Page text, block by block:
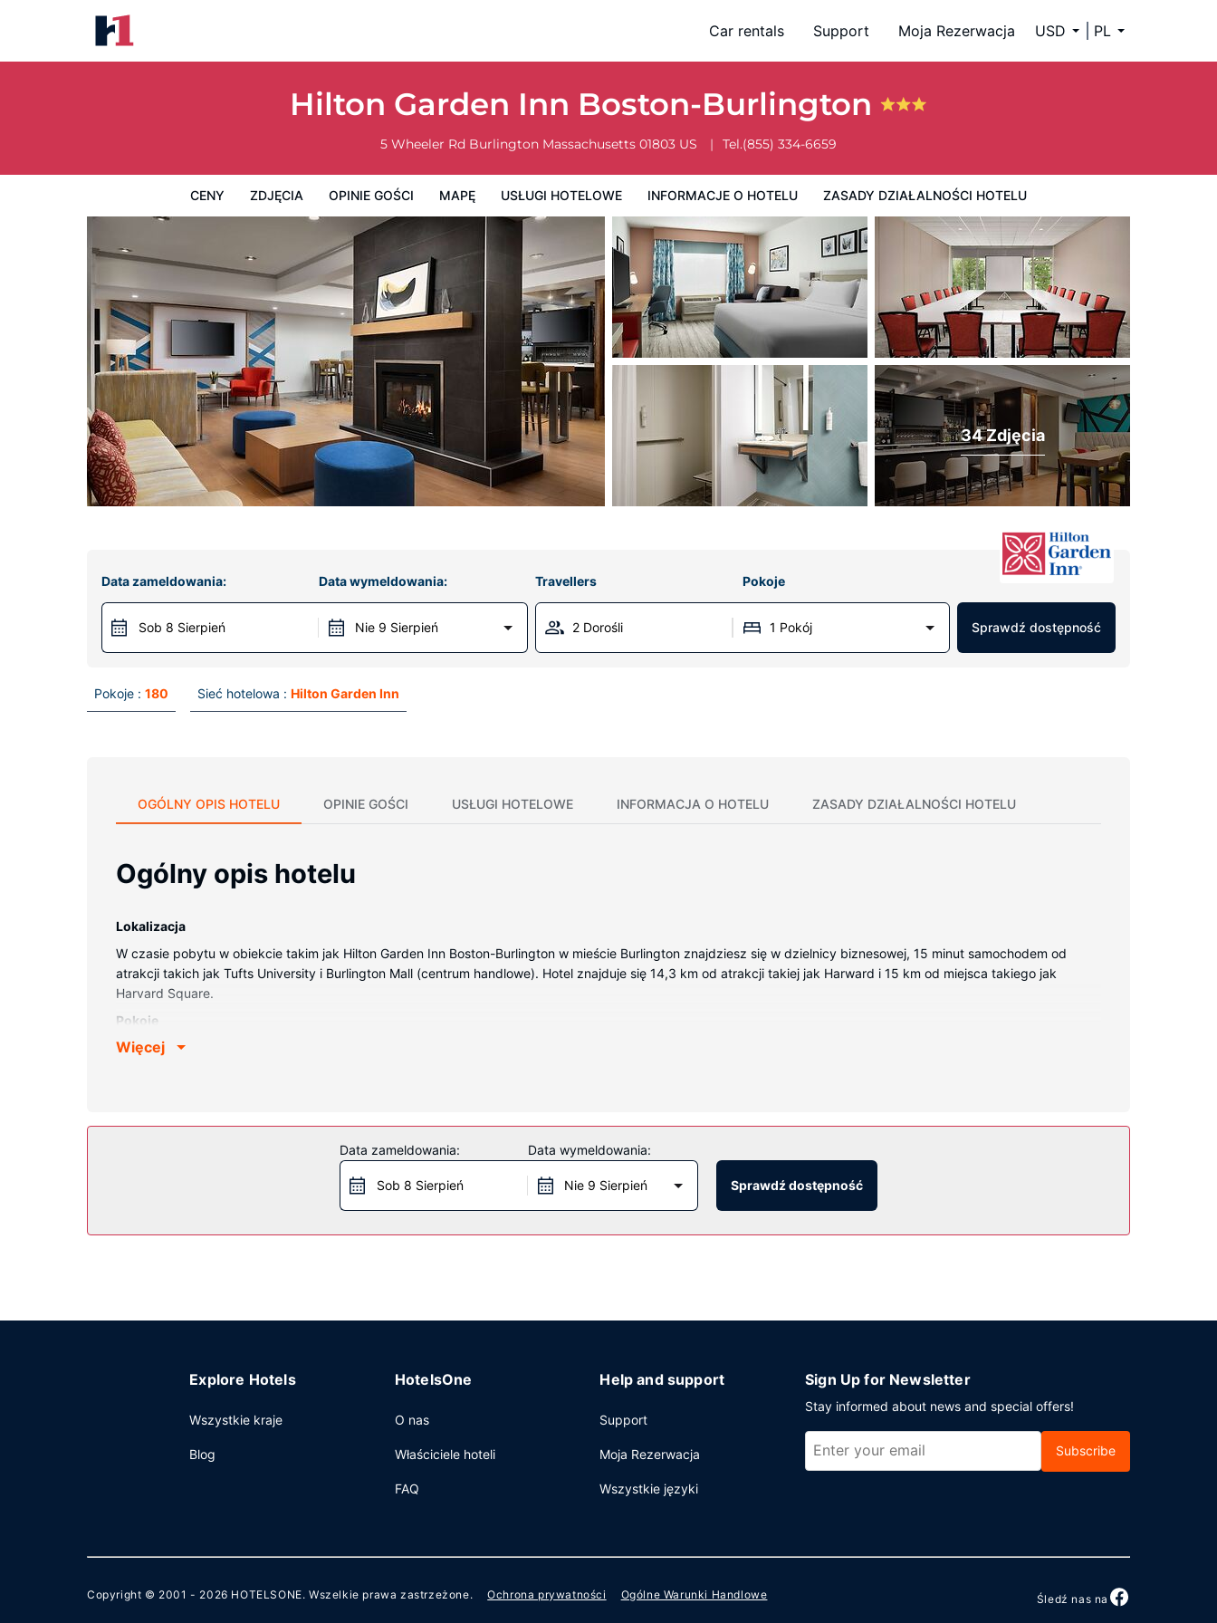
Car rentals Support Moja Rezerwacja USD PL
Hilton Garden Inn Boston-Burlington
5 Wheeler Rd Burlington Massachusetts 01803 US Tel.(855) 334-6659
CENY ZDJĘCIA OPINIE GOŚCI MAPĘ USŁUGI HOTELOWE INFORMACJE O HOTELU ZASADY DZIAŁALNOŚCI HOTELU
Hilton Garden Inn Boston-Burlington
Ceny Zdjęcia Zasady działalności hotelu
34 Zdjęcia
Data zameldowania:
Sob 8 Sierpień
Data wymeldowania:
Nie 9 Sierpień
Travellers Pokoje
2 Dorośli 1 Pokój Sprawdź dostępność
Pokoje : 180 Sieć hotelowa : Hilton Garden Inn
OGÓLNY OPIS HOTELU OPINIE GOŚCI USŁUGI HOTELOWE INFORMACJA O HOTELU ZASADY DZIAŁALNOŚCI HOTELU
Ogólny opis hotelu
Lokalizacja
W czasie pobytu w obiekcie takim jak Hilton Garden Inn Boston-Burlington w mieście Burlington znajdziesz się w dzielnicy biznesowej, 15 minut samochodem od
atrakcji takich jak Tufts University i Burlington Mall (centrum handlowe). Hotel znajduje się 14,3 km od atrakcji takiej jak Harward i 15 km od miejsca takiego jak
Harvard Square.
Pokoje
Poczuj się jak w domu w 180 pokojach, których wyposażenie to kuchenka mikrofalowa i telewizor LCD. Bezpłatny bezprzewodowy dostęp do internetu zapewni
Dostępne udogodnienia rekreacyjne to basen kryty i centrum fitness. Ten hotel oferuje udogodnienia takie jak bezpłatny bezprzewodowy dostęp do internetu, sklepy
z pamiątkami i czasopismami i usługi weselne.
Śniadania na zamówienie są podawane w dni powszednie od 6 do 10, a w weekendy od 6 do 11 za opłatą.
Więcej
Data zameldowania:
Sob 8 Sierpień
Data wymeldowania:
Nie 9 Sierpień Sprawdź dostępność
Explore Hotels
Wszystkie kraje
Blog
HotelsOne
O nas
Właściciele hoteli
FAQ
Help and support
Support
Moja Rezerwacja
Wszystkie języki
Sign Up for Newsletter
Stay informed about news and special offers!
Subscribe
Copyright © 2001 - 2026 HOTELSONE. Wszelkie prawa zastrzeżone. Ochrona prywatności Ogólne Warunki Handlowe Śledź nas na